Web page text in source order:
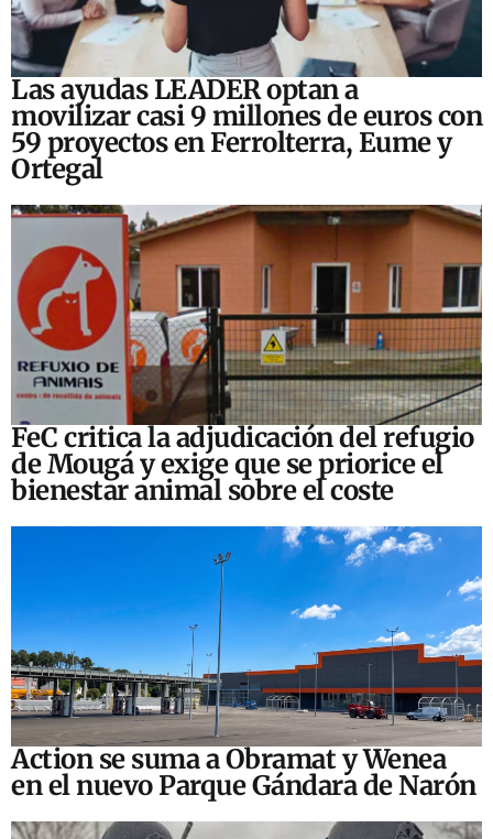
Las ayudas LEADER optan a
movilizar casi 9 millones de euros con
59 proyectos en Ferrolterra, Eume y
Ortegal
FeC critica la adjudicación del refugio
de Mougá y exige que se priorice el
bienestar animal sobre el coste
Action se suma a Obramat y Wenea
en el nuevo Parque Gándara de Narón